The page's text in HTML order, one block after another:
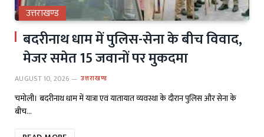
उत्तराखण्ड
बदरीनाथ धाम में पुलिस-सेना के बीच विवाद,
मेजर समेत 15 जवानों पर मुकदमा
AUGUST 10, 2026 उत्तराखण्ड
चमोली। बदरीनाथ धाम में यात्रा एवं यातायात व्यवस्था के दौरान पुलिस और सेना के
बीच…